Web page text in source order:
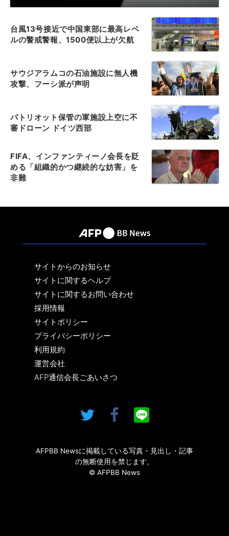
台風13号接近で中国東部に最高レベ
ルの警戒警報、1500便以上が欠航
サウジアラムコの石油施設に無人機
攻撃、フーシ派が声明
パトリオット保管の軍施設上空に不
審ドローン ドイツ西部
FIFA、インファンティーノ会長を貶
める「組織的かつ継続的な妨害」を
非難
サイトからのお知らせ
サイトに関するヘルプ
サイトに関するお問い合わせ
採用情報
サイトポリシー
プライバシーポリシー
利用規約
運営会社
AFP通信会長ごあいさつ
AFPBB Newsに掲載している写真・見出し・記事
の無断使用を禁じます。
© AFPBB News